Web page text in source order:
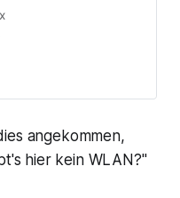
angekommen,
hier kein WLAN?"